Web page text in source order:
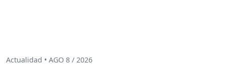
Actualidad • AGO 8 / 2026